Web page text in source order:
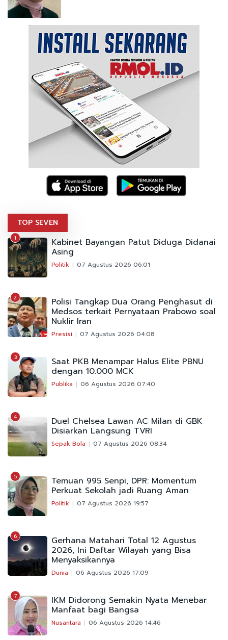
TOP SEVEN
1 Kabinet Bayangan Patut Diduga Didanai
Asing
Politik 07 Agustus 2026 06:01
2 Polisi Tangkap Dua Orang Penghasut di
Medsos terkait Pernyataan Prabowo soal
Nuklir Iran
Presisi 07 Agustus 2026 04:08
3 Saat PKB Menampar Halus Elite PBNU
dengan 10.000 MCK
Publika 06 Agustus 2026 07:40
4 Duel Chelsea Lawan AC Milan di GBK
Disiarkan Langsung TVRI
Sepak Bola 07 Agustus 2026 08:34
5 Temuan 995 Senpi, DPR: Momentum
Perkuat Sekolah jadi Ruang Aman
Politik 07 Agustus 2026 19:57
6 Gerhana Matahari Total 12 Agustus
2026, Ini Daftar Wilayah yang Bisa
Menyaksikannya
Dunia 06 Agustus 2026 17:09
7 IKM Didorong Semakin Nyata Menebar
Manfaat bagi Bangsa
Nusantara 06 Agustus 2026 14:46